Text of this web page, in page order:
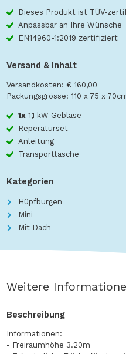
Dieses Produkt ist TÜV-
Anpassbar an Ihre Wünsche
EN14960-1:2019 zertifiziert
Versand & Inhalt
Versandkosten: € 160,00
Packungsgrösse: 110 x 75 x
1x1,1 kW Gebläse
Reperaturset
Anleitung
Transporttasche
Kategorien
Hüpfburgen
Mini
Mit Dach
Weitere
Beschreibung
Informationen:
- Freiraumhöhe 3.20m